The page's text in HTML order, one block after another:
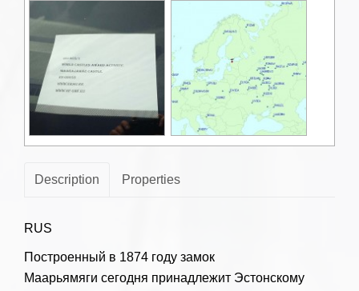
Description Properties
RUS
Построенный в 1874 году замок
Маарьямяги сегодня принадлежит Эстонскому